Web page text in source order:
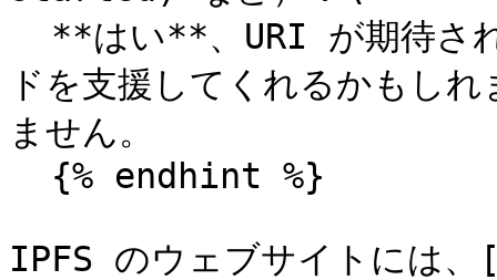
ドを支援してくれるかもし
ません。
IPFS のウェブサイトには